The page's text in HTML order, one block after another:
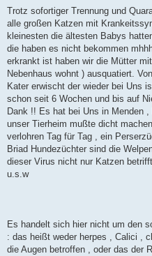
Trotz sofortiger Trennung und
alle großen Katzen mit
kleinesten die ältesten Babys
die haben es nicht bekommen
erkrankt ist haben wir die Mütter
Nebenhaus wohnt ) ausquatiert.
Kater erwischt der wieder bei Uns
schon seit 6 Wochen und bis auf
Dank !! Es hat bei Uns in Menden
unser Tierheim mußte dicht
verlohren Tag für Tag , ein
Briad Hundezüchter sind die
dieser Virus nicht nur Katzen
u.s.w
Es handelt sich hier nicht um den
: das heißt weder herpes , Calici ,
die Augen betroffen , oder das der